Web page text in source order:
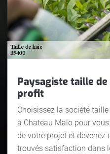
Paysagiste taille
profit
Choisissez la société
à Chateau Malo pour
de votre projet et
trouvés satisfaction dans